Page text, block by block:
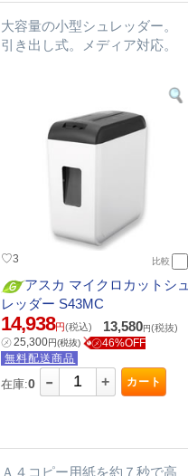
大容量の小型シュレッダー。
引き出し式。メディア対応。
♡3 比較
アスカ マイクロカットシュ
レッダー S43MC
14,938円(税込) 13,580円(税抜)
㋱25,300円(税抜) ㋱46%OFF
無料配送商品
在庫:0 - + カート
Ａ４コピー用紙を約７秒で高